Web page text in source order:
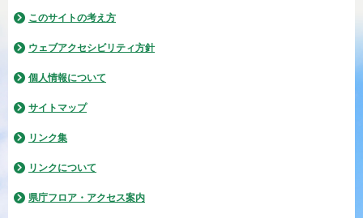
このサイトの考え方
ウェブアクセシビリティ方針
個人情報について
サイトマップ
リンク集
リンクについて
県庁フロア・アクセス案内